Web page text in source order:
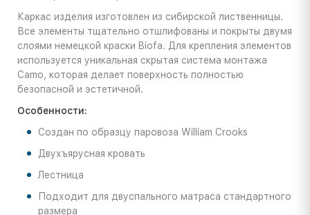
Каркас изделия изготовлен из сибирской лиственницы.
Все элементы тщательно отшлифованы и покрыты двумя
слоями немецкой краски Biofa. Для крепления элементов
используется уникальная скрытая система монтажа
Camo, которая делает поверхность полностью
безопасной и эстетичной.
Особенности:
Создан по образцу паровоза William Crooks
Двухъярусная кровать
Лестница
Подходит для двуспального матраса стандартного
размера